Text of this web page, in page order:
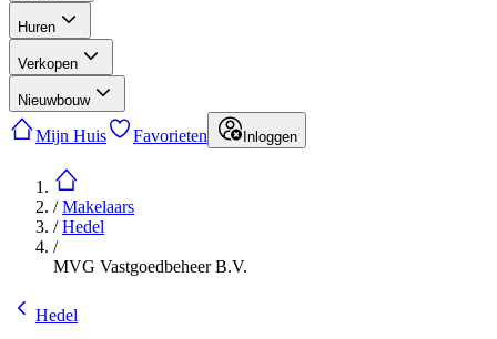
Huren
Verkopen
Nieuwbouw
Mijn Huis Favorieten Inloggen
/Makelaars
/Hedel
/
MVG Vastgoedbeheer B.V.
Hedel